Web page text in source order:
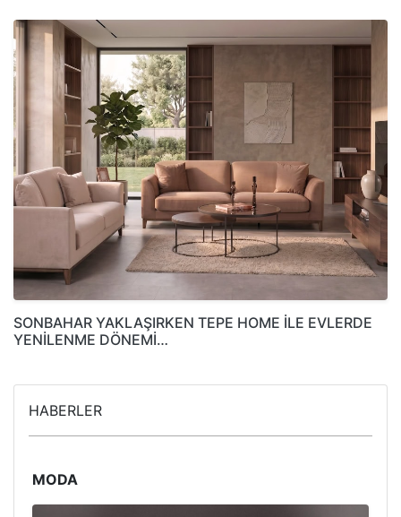
SONBAHAR YAKLAŞIRKEN TEPE HOME İLE EVLERDE
YENİLENME DÖNEMİ…
HABERLER
MODA